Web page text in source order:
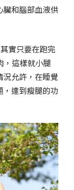
臟和腦部血液供
實只要在跑完
，這樣就小腿
允許，在睡覺
達到瘦腿的功